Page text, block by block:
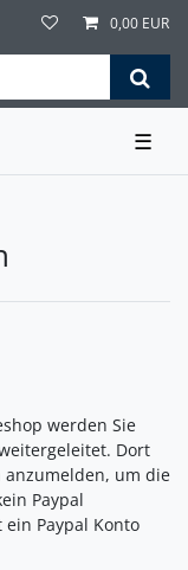
0,00 EUR
☰
werden Sie
Dort
anzumelden, um die
Paypal
Paypal Konto